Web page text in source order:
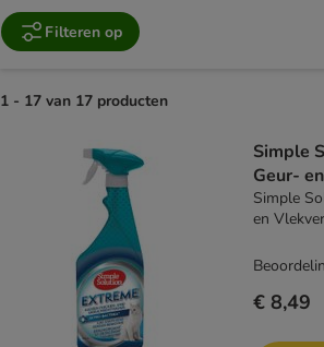
Filteren op
1 - 17 van 17 producten
Simple
Geur-
Simple
€ 8,49